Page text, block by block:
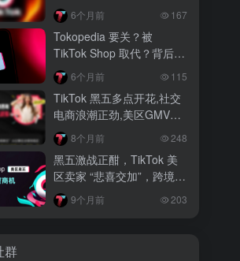
前
监管出手核查Shopee、TikTok
涨价行为，佣金调整遭调查
Shop 印尼推出出海项目 助力本
牌开拓东南亚市场
Shop 英美周榜出炉 美妆家居成
热销主力
6个月前 167
Tokopedia 要关？被
TikTok Shop 取代？背后真
相大揭秘！
6个月前 115
TikTok 黑五多点开花,社交
电商浪潮正劲,美区GMV突
破35亿8个月前 248
黑五激战正酣，TikTok 美
区卖家 “悲喜交加”，跨境电
商路在何方？
9个月前 203
群